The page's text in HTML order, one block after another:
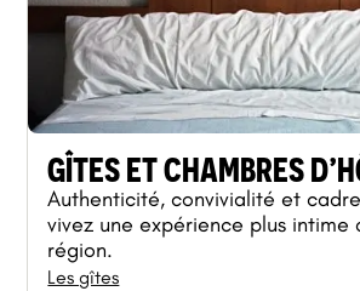
GÎTES ET CHAMBRES
Authenticité, convivialité et
vivez une expérience plus
région.
Les gîtes